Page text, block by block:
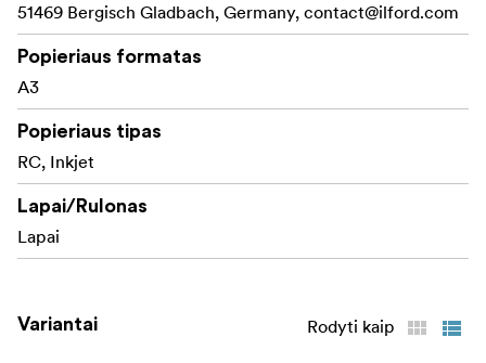
51469 Bergisch Gladbach, Germany, contact@ilford.com
Popieriaus formatas
A3
Popieriaus tipas
RC, Inkjet
Lapai/Rulonas
Lapai
Variantai Rodyti kaip